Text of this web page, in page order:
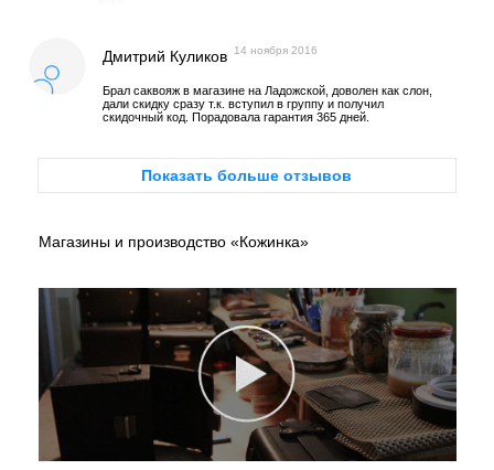
Дмитрий Куликов 14 ноября 2016
Брал саквояж в магазине на Ладожской, доволен как слон,
дали скидку сразу т.к. вступил в группу и получил
скидочный код. Порадовала гарантия 365 дней.
Показать больше отзывов
Магазины и производство «Кожинка»